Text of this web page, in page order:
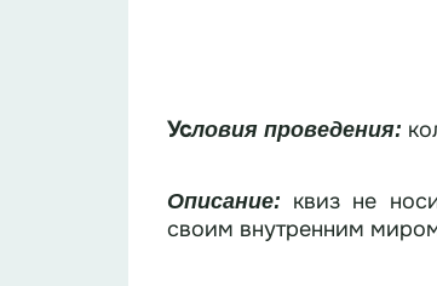
Условия проведения:
Описание: квиз не
своим внутренним